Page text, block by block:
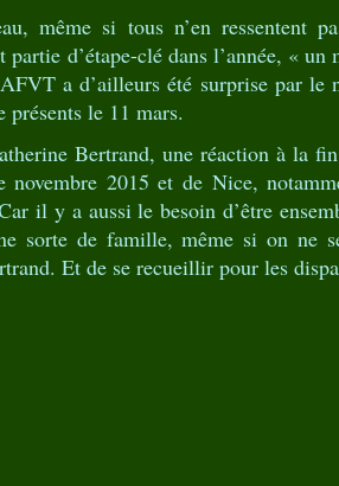
même si tous n’en ressentent
d’étape-clé dans l’année, «
a d’ailleurs été surprise par le
le 11 mars.
Bertrand, une réaction à la
novembre 2015 et de Nice,
il y a aussi le besoin d’être
sorte de famille, même si on ne
Et de se recueillir pour les